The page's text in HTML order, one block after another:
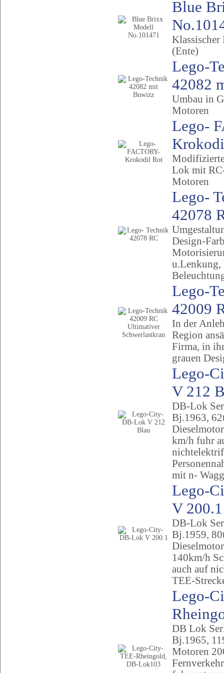
Blue
(Ente)
Lego-
42082
Umbau in
Motoren
Lego-
Lok mit
Motoren
Lego-
42078
Design-
Lego-
42009
In der
Region
Firma, in
grauen
Lego-
V 212
DB-Lok
Bj.1963,
km/h fuhr
mit n-
Lego-
V 200.1
DB-Lok
Bj.1959,
140km/h
auch auf
TEE-
Lego-
DB Lok
Bj.1965,
Motoren